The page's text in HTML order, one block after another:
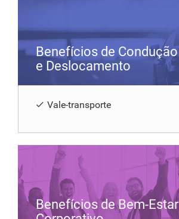
Benefícios de Condução
e Deslocamento
Vale-transporte
Benefícios de Bem-Estar